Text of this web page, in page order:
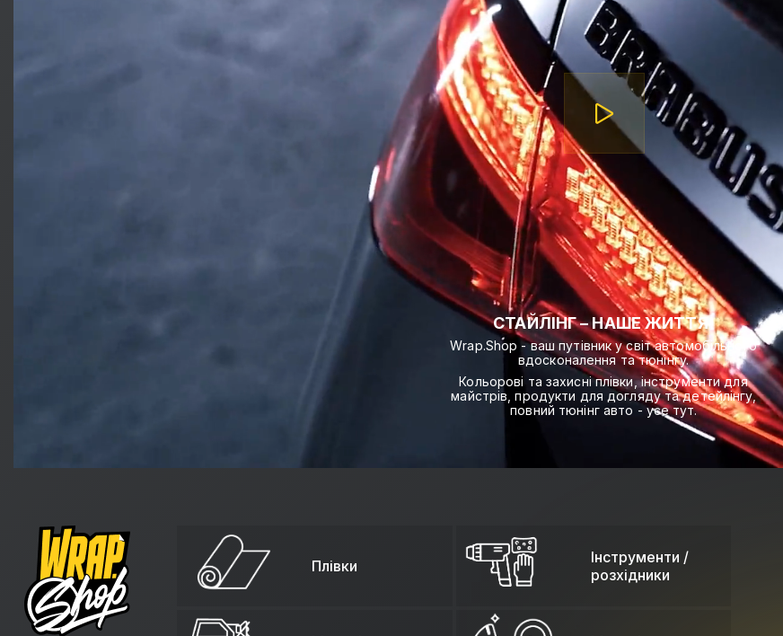
СТАЙЛІНГ – НАШЕ ЖИТТЯ!
Wrap.Shop - ваш путівник у світ автомобільного
вдосконалення та тюнінгу.
Кольорові та захисні плівки, інструменти для
майстрів, продукти для догляду та детейлінгу,
повний тюнінг авто - усе тут.
Плівки
Інструменти /
розхідники